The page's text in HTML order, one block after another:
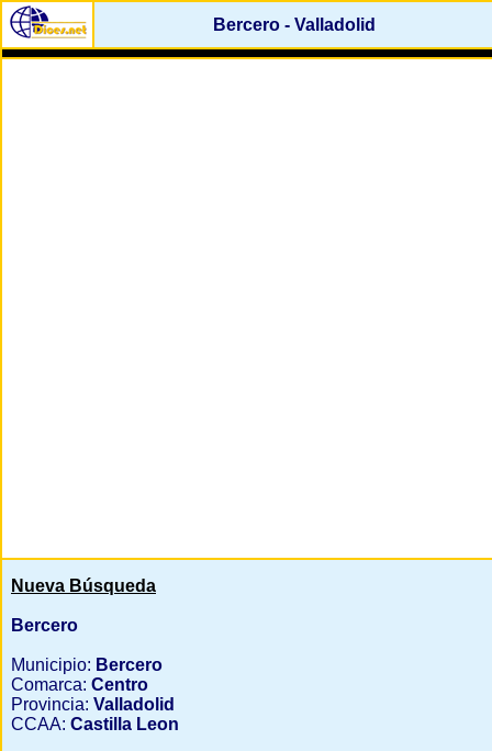
Bercero - Valladolid
Nueva Búsqueda
Bercero
Municipio: Bercero
Comarca: Centro
Provincia: Valladolid
CCAA: Castilla Leon